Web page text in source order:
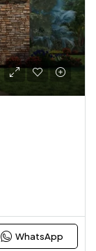
WhatsApp